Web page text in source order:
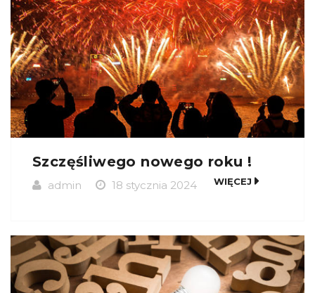
Szczęśliwego nowego roku !
admin 18 stycznia 2024 WIĘCEJ